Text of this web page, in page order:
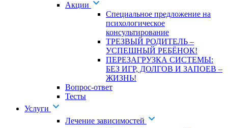
Акции
Специальное предложение на
психологическое
консультирование
ТРЕЗВЫЙ РОДИТЕЛЬ –
УСПЕШНЫЙ РЕБЁНОК!
ПЕРЕЗАГРУЗКА СИСТЕМЫ:
БЕЗ ИГР, ДОЛГОВ И ЗАПОЕВ –
ЖИЗНЬ!
Вопрос-ответ
Тесты
Услуги
Лечение зависимостей